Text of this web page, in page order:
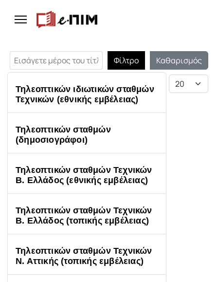
Εισάγετε μέρος του τίτλου.
Φίλτρο
Καθαρισμός
Εμφάνιση #
Τηλεοπτικών ιδιωτικών σταθμών
Τεχνικών (εθνικής εμβέλειας)
Τηλεοπτικών σταθμών
(δημοσιογράφοι)
Τηλεοπτικών σταθμών Τεχνικών
Β. Ελλάδος (εθνικής εμβέλειας)
Τηλεοπτικών σταθμών Τεχνικών
Β. Ελλάδος (τοπικής εμβέλειας)
Τηλεοπτικών σταθμών Τεχνικών
Ν. Αττικής (τοπικής εμβέλειας)